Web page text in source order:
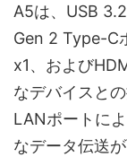
A5は、USB
Gen 2 Type-C
x1、および
なデバイスと
LANポートに
なデータ伝送が